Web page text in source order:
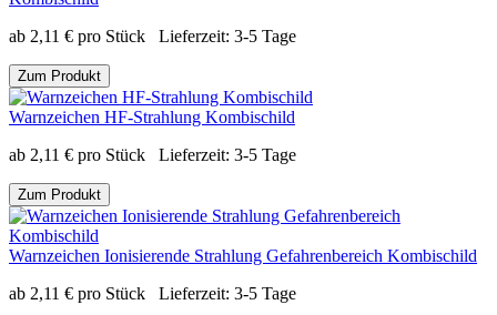
ab 2,11 € pro Stück Lieferzeit: 3-5 Tage
Zum Produkt
Warnzeichen HF-Strahlung Kombischild
ab 2,11 € pro Stück Lieferzeit: 3-5 Tage
Zum Produkt
Warnzeichen Ionisierende Strahlung Gefahrenbereich Kombischild
ab 2,11 € pro Stück Lieferzeit: 3-5 Tage